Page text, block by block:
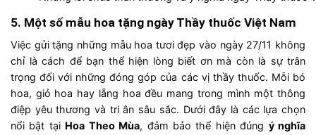
5. Một số mẫu hoa tặng ngày Thầy thuốc Việt Nam
Việc gửi tặng những mẫu hoa tươi đẹp vào ngày 27/11 không
chỉ là cách để bạn thể hiện lòng biết ơn mà còn là sự trân
trọng đối với những đóng góp của các vị thầy thuốc. Mỗi bó
hoa, giỏ hoa hay lẵng hoa đều mang trong mình một thông
điệp yêu thương và tri ân sâu sắc. Dưới đây là các lựa chọn
nổi bật tại Hoa Theo Mùa, đảm bảo thể hiện đúng ý nghĩa